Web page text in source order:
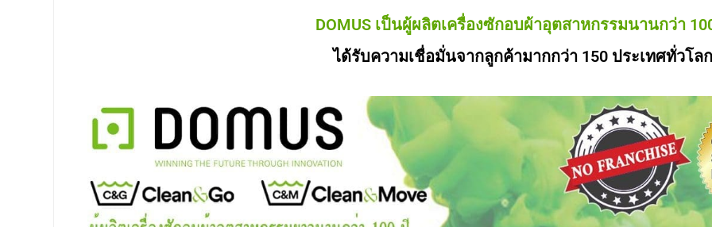
DOMUS เป็นผู้ผลิตเครื่องซักอบผ้าอุตสาหกรรมนานกว่า
ได้รับความเชื่อมั่นจากลูกค้ามากกว่า 150 ประเทศทั่วโล